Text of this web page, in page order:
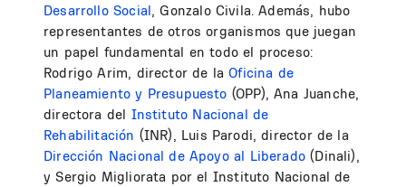
Desarrollo Social, Gonzalo Civila. Además, hubo
representantes de otros organismos que juegan
un papel fundamental en todo el proceso:
Rodrigo Arim, director de laOficina de
Planeamiento y Presupuesto (OPP), Ana Juanche,
directora del Instituto Nacional de
Rehabilitación (INR), Luis Parodi, director de la
Dirección Nacional de Apoyo al Liberado (Dinali),
y Sergio Migliorata por el Instituto Nacional de